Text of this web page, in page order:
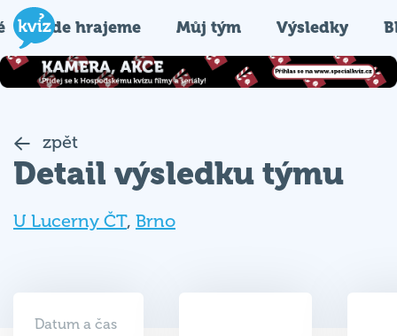
Kde hrajeme Můj tým Výsledky
zpět
Detail výsledku týmu
U Lucerny ČT, Brno
Datum a čas